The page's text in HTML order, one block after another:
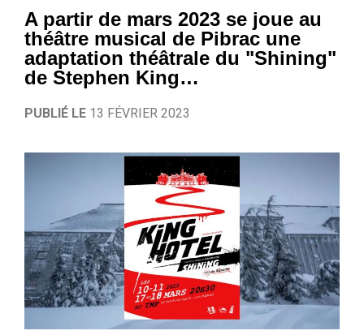
A partir de mars 2023 se joue au
théâtre musical de Pibrac une
adaptation théâtrale du "Shining"
de Stephen King…
PUBLIÉ LE 13 FÉVRIER 2023